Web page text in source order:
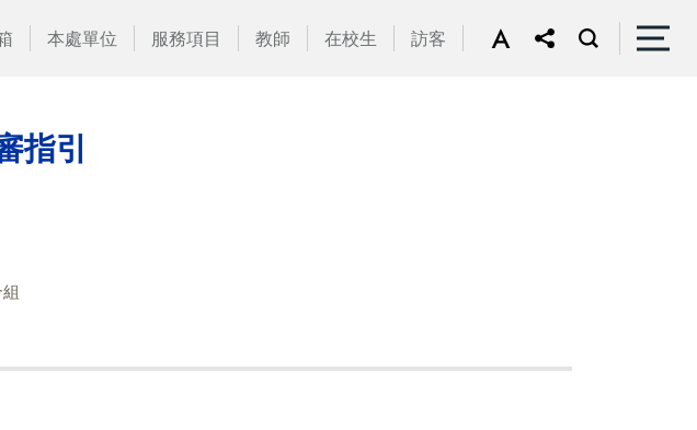
本處單位 服務項目 教師 在校生 訪客
指引